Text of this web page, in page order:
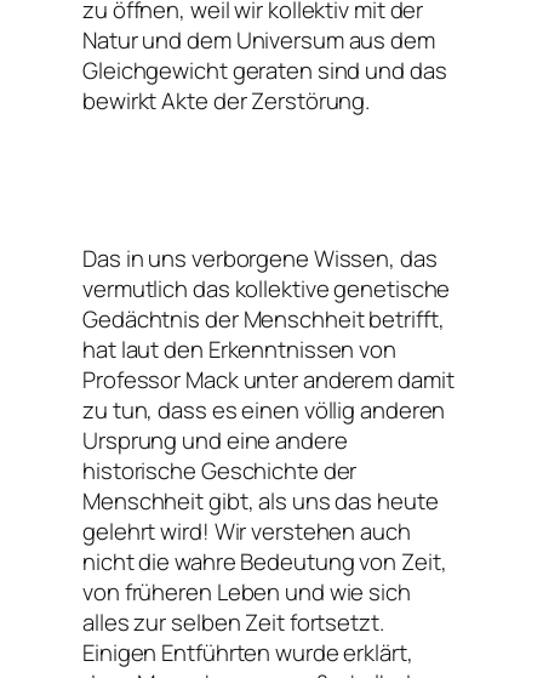
zu öffnen, weil wir kollektiv mit der
Natur und dem Universum aus dem
Gleichgewicht geraten sind und das
bewirkt Akte der Zerstörung.
Das in uns verborgene Wissen, das
vermutlich das kollektive genetische
Gedächtnis der Menschheit betrifft,
hat laut den Erkenntnissen von
Professor Mack unter anderem damit
zu tun, dass es einen völlig anderen
Ursprung und eine andere
historische Geschichte der
Menschheit gibt, als uns das heute
gelehrt wird! Wir verstehen auch
nicht die wahre Bedeutung von Zeit,
von früheren Leben und wie sich
alles zur selben Zeit fortsetzt.
Einigen Entführten wurde erklärt,